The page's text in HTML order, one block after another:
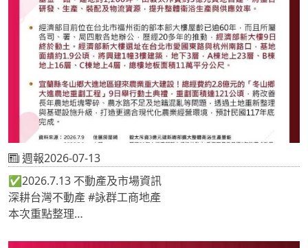
週報2026-07-13
✅2026.7.13 不動產及市場資訊
深耕台灣不動產 #詠群工商地產
本次重點整理